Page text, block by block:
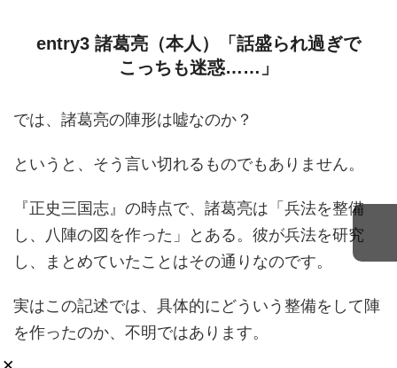
entry3 諸葛亮（本人）「話盛られ過ぎで
こっちも迷惑……」
では、諸葛亮の陣形は嘘なのか？
というと、そう言い切れるものでもありません。
『正史三国志』の時点で、諸葛亮は「兵法を整備
し、八陣の図を作った」とある。彼が兵法を研究
し、まとめていたことはその通りなのです。
実はこの記述では、具体的にどういう整備をして陣
を作ったのか、不明ではあります。